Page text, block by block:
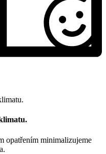
opatřením minimalizujeme